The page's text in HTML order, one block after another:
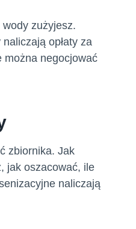
wody zużyjesz.
opłaty za
można negocjować
zbiornika. Jak
jak oszacować, ile
naliczają